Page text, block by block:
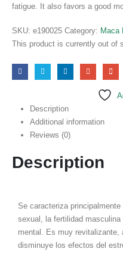
fatigue. It also favors a good
SKU: e190025 Category: Maca
This product is currently out of
Description
Additional information
Reviews (0)
Description
Se caracteriza
sexual, la fertilidad
mental. Es muy
disminuye los efectos del